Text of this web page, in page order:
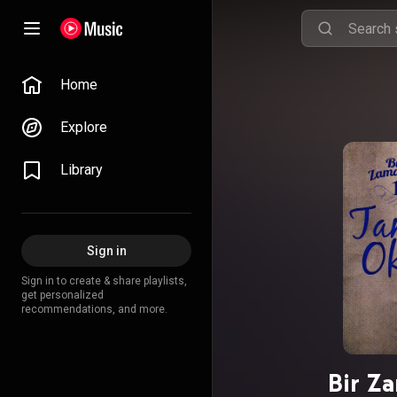
Home
Explore
Library
Sign in
Sign in to create & share playlists,
get personalized
recommendations, and more.
Bir